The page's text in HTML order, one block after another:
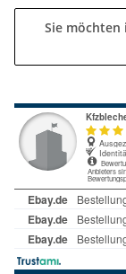
Sie möchten